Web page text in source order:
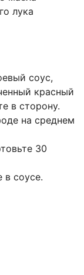
лука
соус,
красный
в сторону.
на среднем
30
в соусе.